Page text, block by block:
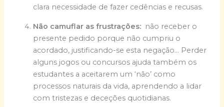
clara necessidade de fazer cedências e recusas.
Não camuflar as frustrações: não receber o
presente pedido porque não cumpriu o
acordado, justificando-se esta negação… Perder
alguns jogos ou concursos ajuda também os
estudantes a aceitarem um ‘não’ como
processos naturais da vida, aprendendo a lidar
com tristezas e deceções quotidianas.